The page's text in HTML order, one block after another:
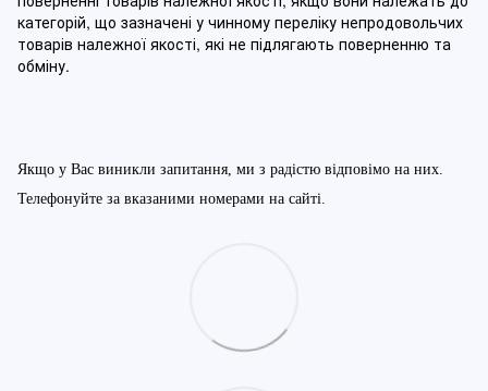
категорій, що зазначені у чинному переліку непродовольчих
товарів належної якості, які не підлягають поверненню та
обміну.
Якщо у Вас виникли запитання, ми з радістю відповімо на них.
Телефонуйте за вказаними номерами на сайті.